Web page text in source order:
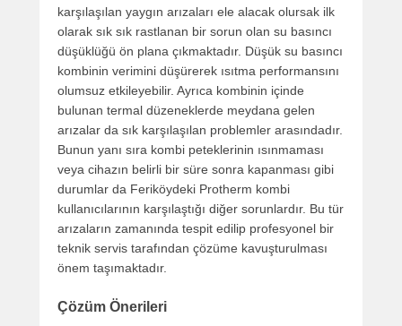
karşılaşılan yaygın arızaları ele alacak olursak ilk
olarak sık sık rastlanan bir sorun olan su basıncı
düşüklüğü ön plana çıkmaktadır. Düşük su basıncı
kombinin verimini düşürerek ısıtma performansını
olumsuz etkileyebilir. Ayrıca kombinin içinde
bulunan termal düzeneklerde meydana gelen
arızalar da sık karşılaşılan problemler arasındadır.
Bunun yanı sıra kombi peteklerinin ısınmaması
veya cihazın belirli bir süre sonra kapanması gibi
durumlar da Feriköydeki Protherm kombi
kullanıcılarının karşılaştığı diğer sorunlardır. Bu tür
arızaların zamanında tespit edilip profesyonel bir
teknik servis tarafından çözüme kavuşturulması
önem taşımaktadır.
Çözüm Önerileri